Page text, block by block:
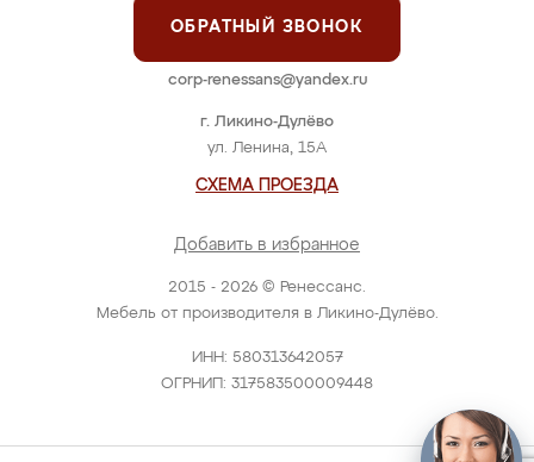
2015 - 2026 © Ренессанс.
Мебель от производителя в Ликино-Дулёво.
ИНН: 580313642057
ОГРНИП: 317583500009448
г. Ликино-Дулёво
ул. Ленина, 15А
СХЕМА ПРОЕЗДА
Добавить в избранное
ОБРАТНЫЙ ЗВОНОК
corp-renessans@yandex.ru